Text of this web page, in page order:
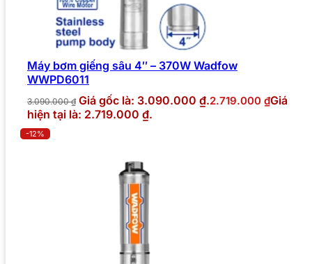
Máy bơm giếng sâu 4″ – 370W Wadfow
WWPD6011
3.090.000₫ Giá gốc là: 3.090.000 ₫.2.719.000 ₫Giá
hiện tại là: 2.719.000 ₫.
-12%